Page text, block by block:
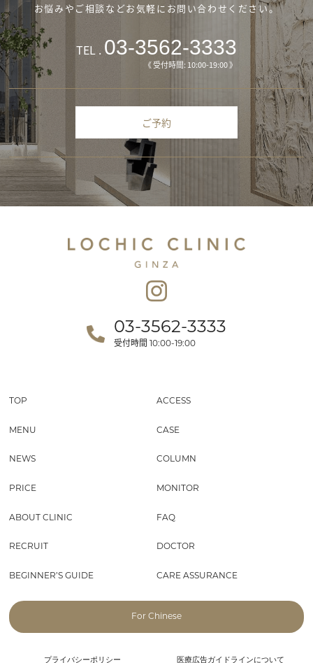
お悩みやご相談などお気軽にお問い合わせください。
TEL . 03-3562-3333
《 受付時間: 10:00-19:00 》
ご予約
03-3562-3333
受付時間 10:00-19:00
TOP ACCESS
MENU CASE
NEWS COLUMN
PRICE MONITOR
ABOUT CLINIC FAQ
RECRUIT DOCTOR
BEGINNER’S GUIDE CARE ASSURANCE
For Chinese
プライバシーポリシー 医療広告ガイドラインについて